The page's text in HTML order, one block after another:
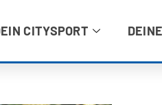
CITYSPORT